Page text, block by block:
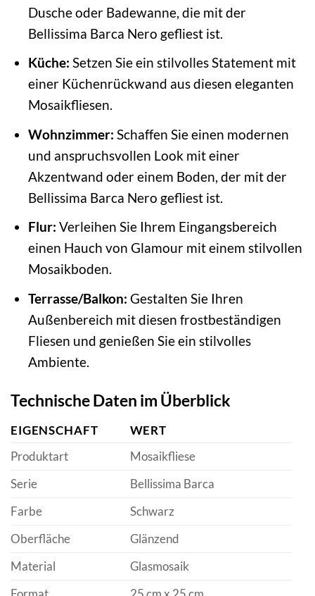
Dusche oder Badewanne, die mit der
Bellissima Barca Nero gefliest ist.
Küche: Setzen Sie ein stilvolles Statement mit
einer Küchenrückwand aus diesen eleganten
Mosaikfliesen.
Wohnzimmer: Schaffen Sie einen modernen
und anspruchsvollen Look mit einer
Akzentwand oder einem Boden, der mit der
Bellissima Barca Nero gefliest ist.
Flur: Verleihen Sie Ihrem Eingangsbereich
einen Hauch von Glamour mit einem stilvollen
Mosaikboden.
Terrasse/Balkon: Gestalten Sie Ihren
Außenbereich mit diesen frostbeständigen
Fliesen und genießen Sie ein stilvolles
Ambiente.
Technische Daten im Überblick
EIGENSCHAFT
WERT
Produktart
Mosaikfliese
Serie
Bellissima Barca
Farbe
Schwarz
Oberfläche
Glänzend
Material
Glasmosaik